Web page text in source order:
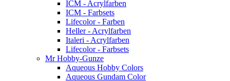
ICM - Acrylfarben
ICM - Farbsets
Lifecolor - Farben
Heller - Acrylfarben
Italeri - Acrylfarben
Lifecolor - Farbsets
Mr Hobby-Gunze
Aqueous Hobby Colors
Aqueous Gundam Color